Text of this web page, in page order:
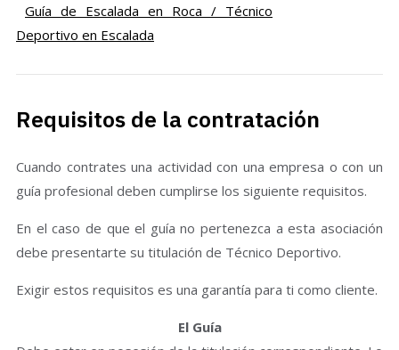
Guía de Escalada en Roca / Técnico
Deportivo en Escalada
Requisitos de la contratación
Cuando contrates una actividad con una empresa o con un
guía profesional deben cumplirse los siguiente requisitos.
En el caso de que el guía no pertenezca a esta asociación
debe presentarte su titulación de Técnico Deportivo.
Exigir estos requisitos es una garantía para ti como cliente.
El Guía